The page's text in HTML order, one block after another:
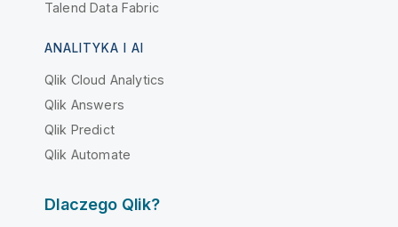
Talend Data Fabric
ANALITYKA I AI
Qlik Cloud Analytics
Qlik Answers
Qlik Predict
Qlik Automate
Dlaczego Qlik?